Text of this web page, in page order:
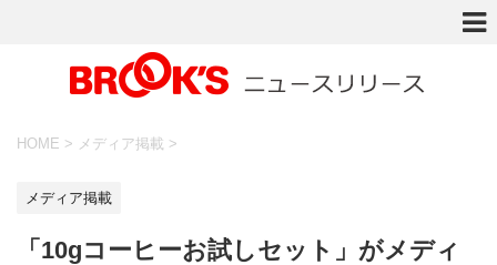
HOME > メディア掲載 >
メディア掲載
「10gコーヒーお試しセット」がメディ